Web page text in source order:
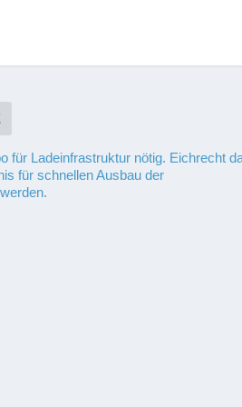
für Ladeinfrastruktur nötig. Eichrecht
für schnellen Ausbau der